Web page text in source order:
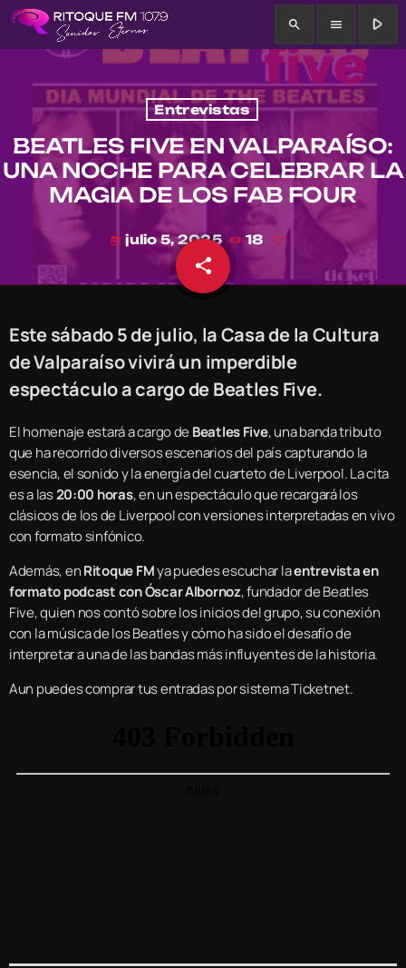
search menu play_arrow
Entrevistas
BEATLES FIVE EN VALPARAÍSO:
UNA NOCHE PARA CELEBRAR LA
MAGIA DE LOS FAB FOUR
today julio 5, 2025 18
share
email
Este sábado 5 de julio, la Casa de la Cultura
de Valparaíso vivirá un imperdible
espectáculo a cargo de Beatles Five.
El homenaje estará a cargo de Beatles Five, una banda tributo
que ha recorrido diversos escenarios del país capturando la
esencia, el sonido y la energía del cuarteto de Liverpool. La cita
es a las20:00 horas, en un espectáculo que recargará los
clásicos de los de Liverpool con versiones interpretadas en vivo
con formato sinfónico.
Además, enRitoque FMya puedes escuchar laentrevista en
formato podcast con Óscar Albornoz, fundador de Beatles
Five, quien nos contó sobre los inicios del grupo, su conexión
con la música de los Beatles y cómo ha sido el desafío de
interpretar a una de las bandas más influyentes de la historia.
Aun puedes comprar tus entradas por sistema Ticketnet.